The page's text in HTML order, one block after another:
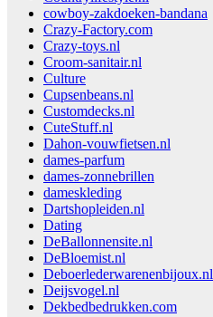
cowboy-zakdoeken-bandana
Crazy-Factory.com
Crazy-toys.nl
Croom-sanitair.nl
Culture
Cupsenbeans.nl
Customdecks.nl
CuteStuff.nl
Dahon-vouwfietsen.nl
dames-parfum
dames-zonnebrillen
dameskleding
Dartshopleiden.nl
Dating
DeBallonnensite.nl
DeBloemist.nl
Deboerlederwarenenbijoux.nl
Deijsvogel.nl
Dekbedbedrukken.com